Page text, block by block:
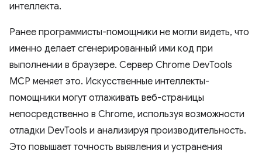
интеллекта.
Ранее программисты-помощники не могли видеть, что
именно делает сгенерированный ими код при
выполнении в браузере. Сервер Chrome DevTools
MCP меняет это. Искусственные интеллекты-
помощники могут отлаживать веб-страницы
непосредственно в Chrome, используя возможности
отладки DevTools и анализируя производительность.
Это повышает точность выявления и устранения